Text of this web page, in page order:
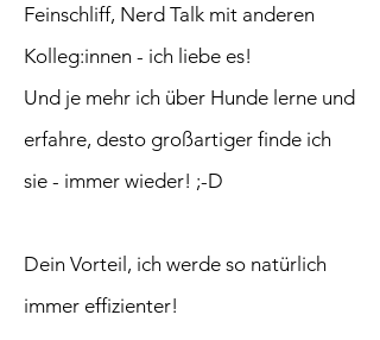
Feinschliff, Nerd Talk mit anderen
Kolleg:innen - ich liebe es!
Und je mehr ich über Hunde lerne und
erfahre, desto großartiger finde ich
sie - immer wieder! ;-D
Dein Vorteil, ich werde so natürlich
immer effizienter!